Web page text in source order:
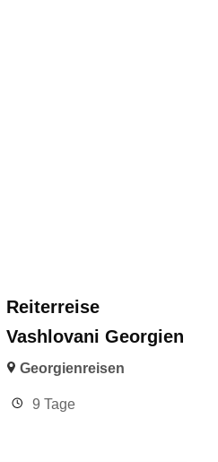
Reiterreise
Vashlovani Georgien
Georgienreisen
9 Tage